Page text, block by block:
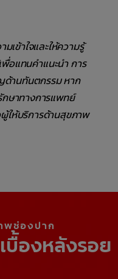
เข้าใจและให้ความรู้
พื่อแทนคำแนะนำ การ
ด้านทันตกรรม หาก
ษาทางการแพทย์
ให้บริการด้านสุขภาพ
พช่องปาก
บื้องหลังรอย